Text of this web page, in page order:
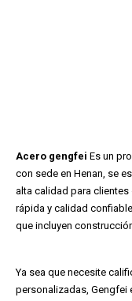
Acero gengfei Es un
con sede en Henan, se
alta calidad para
rápida y calidad
que incluyen
Ya sea que necesite
personalizadas, Gengfei